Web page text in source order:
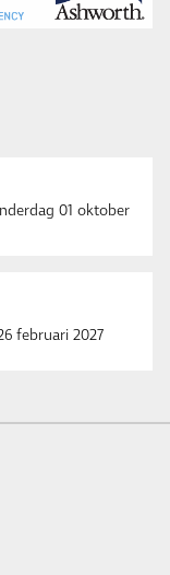
01 oktober
februari 2027